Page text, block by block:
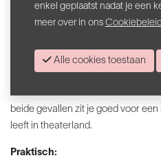
THEATERMIX: 4
Hou je van theater maar kan je
beide gevallen zit je goed voor
leeft in theaterland.
Praktisch:
enkel geplaatst nadat je een
meer over in ons Cookiebeleid
Alle cookies toestaan